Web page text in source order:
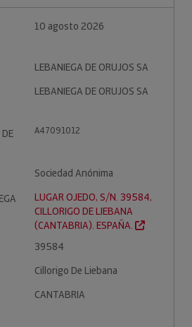
10 agosto 2026
LEBANIEGA DE ORUJOS SA
LEBANIEGA DE ORUJOS SA
A47091012
Sociedad Anónima
LUGAR OJEDO, S/N. 39584,
CILLORIGO DE LIEBANA
(CANTABRIA). ESPAÑA.
39584
Cillorigo De Liebana
CANTABRIA